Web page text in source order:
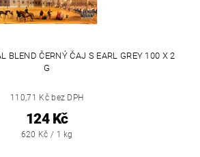
BLEND ČERNÝ ČAJ S EARL GREY 100 X 2
G
110,71 Kč bez DPH
124 Kč
620 Kč / 1 kg